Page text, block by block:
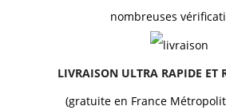
nombreuses
LIVRAISON ULTRA RAPIDE ET
(gratuite en France